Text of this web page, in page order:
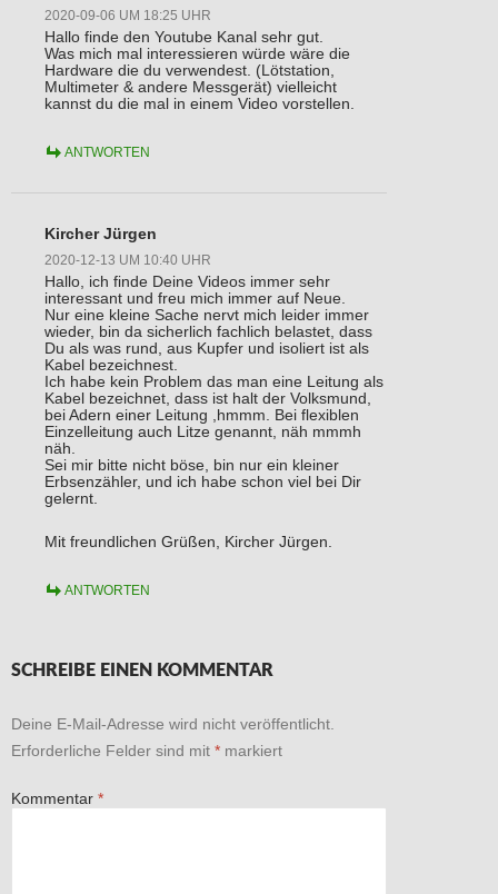
2020-09-06 UM 18:25 UHR
Hallo finde den Youtube Kanal sehr gut.
Was mich mal interessieren würde wäre die
Hardware die du verwendest. (Lötstation,
Multimeter & andere Messgerät) vielleicht
kannst du die mal in einem Video vorstellen.
ANTWORTEN
Kircher Jürgen
2020-12-13 UM 10:40 UHR
Hallo, ich finde Deine Videos immer sehr
interessant und freu mich immer auf Neue.
Nur eine kleine Sache nervt mich leider immer
wieder, bin da sicherlich fachlich belastet, dass
Du als was rund, aus Kupfer und isoliert ist als
Kabel bezeichnest.
Ich habe kein Problem das man eine Leitung als
Kabel bezeichnet, dass ist halt der Volksmund,
bei Adern einer Leitung ,hmmm. Bei flexiblen
Einzelleitung auch Litze genannt, näh mmmh
näh.
Sei mir bitte nicht böse, bin nur ein kleiner
Erbsenzähler, und ich habe schon viel bei Dir
gelernt.
Mit freundlichen Grüßen, Kircher Jürgen.
ANTWORTEN
SCHREIBE EINEN KOMMENTAR
Deine E-Mail-Adresse wird nicht veröffentlicht.
Erforderliche Felder sind mit * markiert
Kommentar *